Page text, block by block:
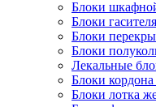
Блоки
Блоки
Блоки
Блоки
Лекальные
Блоки
Блоки лотка